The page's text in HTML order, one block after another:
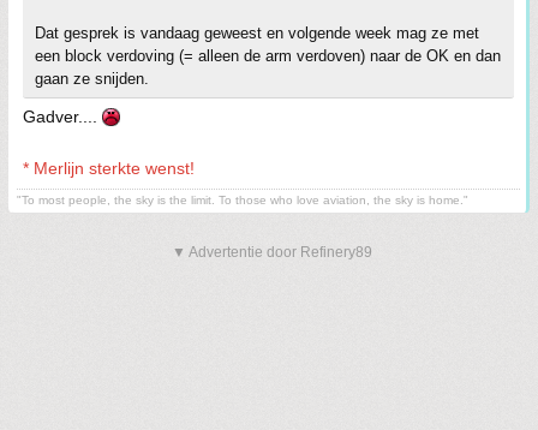
Dat gesprek is vandaag geweest en volgende week mag ze met
een block verdoving (= alleen de arm verdoven) naar de OK en dan
gaan ze snijden.
Gadver....
* Merlijn sterkte wenst!
"To most people, the sky is the limit. To those who love aviation, the sky is home."
▼ Advertentie door Refinery89